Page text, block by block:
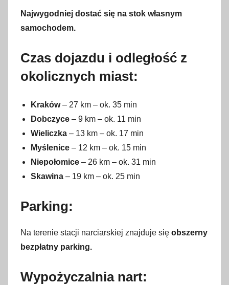
Najwygodniej dostać się na stok własnym
samochodem.
Czas dojazdu i odległość z
okolicznych miast:
Kraków– 27 km – ok. 35 min
Dobczyce – 9 km – ok. 11 min
Wieliczka – 13 km – ok. 17 min
Myślenice – 12 km – ok. 15 min
Niepołomice – 26 km – ok. 31 min
Skawina – 19 km – ok. 25 min
Parking:
Na terenie stacji narciarskiej znajduje się obszerny
bezpłatny parking.
Wypożyczalnia nart: